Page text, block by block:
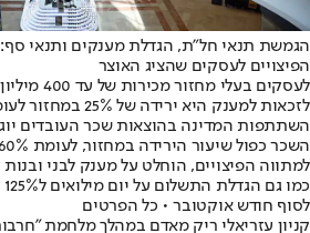
הגמשת תנאי חל"ת, הגדלת מענקים ותנאי
הפיצויים לעסקים שהציג האוצר
לעסקים בעלי
לזכאות למענק היא
למתווה הפיצויים, הוחלט על מענק לבני
לסוף חודש אוקטובר • כל הפרטים
קניון עזריאלי ריק מאדם במהלך מלחמת